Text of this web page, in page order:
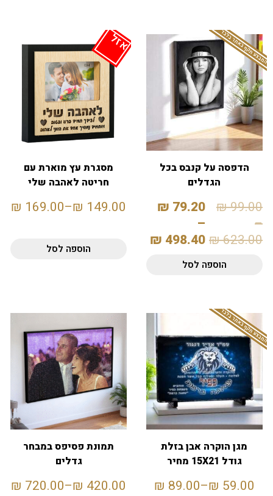
המבצע תקף באתר בלבד
הדפסה על קנבס בכל
הגדלים
99.00
₪
–
623.00
₪
79.20
₪
–
498.40
₪
הוספה לסל
אזל
מסגרת עץ מוארת עם
חריטה לאהבה שלי
149.00
₪
–
169.00
₪
הוספה לסל
המבצע תקף באתר בלבד
מגן הוקרה אבן בזלת
גודל 15X21 מחיר
59.00
₪
–
89.00
₪
תמונת פסיפס במבחר
גדלים
420.00
₪
–
720.00
₪